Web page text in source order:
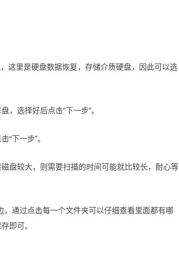
这里是硬盘数据恢复，存储介质硬盘，因此可以选
，选择好后点击“下一步”。
“下一步”。
盘较大，则需要扫描的时间可能就比较长，耐心等
通过点击每一个文件夹可以仔细查看里面都有哪
即可。